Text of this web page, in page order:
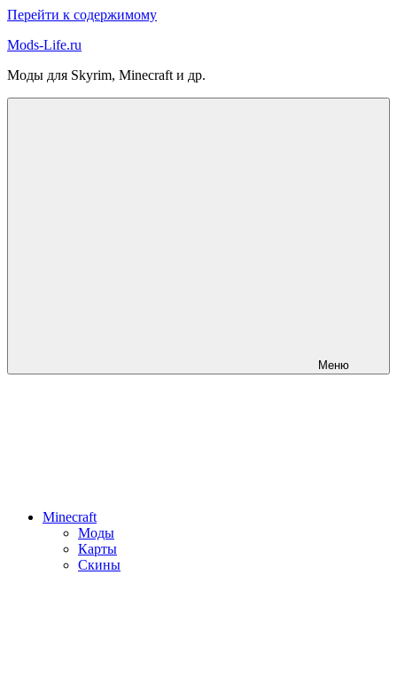
Перейти к содержимому
Mods-Life.ru
Моды для Skyrim, Minecraft и др.
Меню
Minecraft
Моды
Карты
Скины